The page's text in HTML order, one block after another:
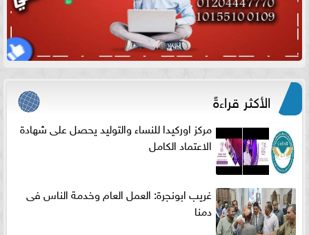
الأكثر قراءةً
مركز اوركيدا للنساء والتوليد يحصل على شهادة
الاعتماد الكامل
غريب ابونجرة: العمل العام وخدمة الناس فى
دمنا